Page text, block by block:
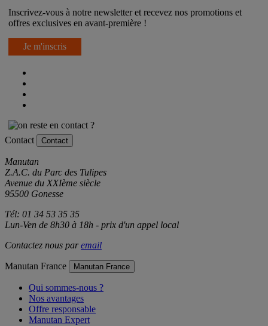
Inscrivez-vous à notre newsletter et recevez nos promotions et
offres exclusives en avant-première !
Je m'inscris
Contact Contact
Manutan
Z.A.C. du Parc des Tulipes
Avenue du XXIème siècle
95500 Gonesse
Tél: 01 34 53 35 35
Lun-Ven de 8h30 à 18h - prix d'un appel local
Contactez nous paremail
Manutan France Manutan France
Qui sommes-nous ?
Nos avantages
Offre responsable
Manutan Expert